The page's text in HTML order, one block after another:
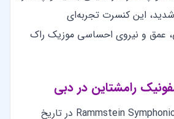
این کنسرت تجربه‌ای
عمق و نیروی احساسی موزیک راک
رامشتاین در دبی